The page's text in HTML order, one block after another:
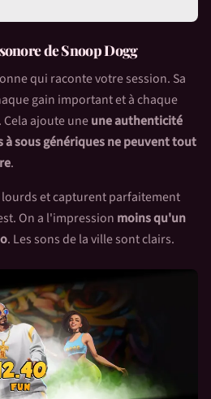
de Snoop Dogg
qui raconte votre session. Sa
gain important et à chaque
ajoute uneune authenticité
à sous génériques ne peuvent tout
.
et capturent parfaitement
On a l'impression moins qu'un
. Les sons de la ville sont clairs.